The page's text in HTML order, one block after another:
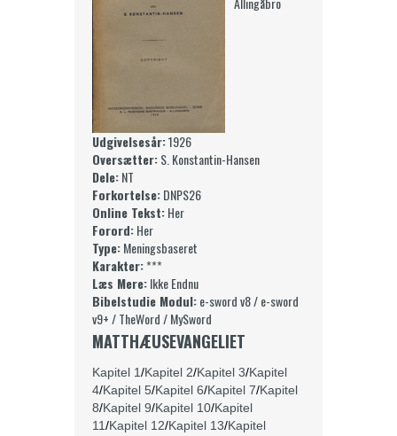
Udgivelsesår:1926
Oversætter:S. Konstantin-Hansen
Dele:NT
Forkortelse:DNPS26
Online Tekst:Her
Forord:Her
Type:Meningsbaseret
Karakter:***
Læs Mere:Ikke Endnu
Bibelstudie Modul:e-sword v8/e-sword
v9+/TheWord/MySword
MATTHÆUSEVANGELIET
Kapitel 1/Kapitel 2/Kapitel 3/Kapitel
4/Kapitel 5/Kapitel 6/Kapitel 7/Kapitel
8/Kapitel 9/Kapitel 10/Kapitel
11/Kapitel 12/Kapitel 13/Kapitel